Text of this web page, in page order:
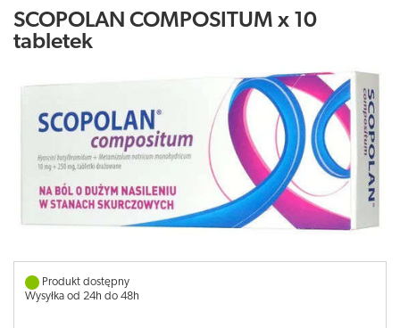
SCOPOLAN COMPOSITUM x 10
tabletek
Produkt dostępny
Wysyłka od 24h do 48h